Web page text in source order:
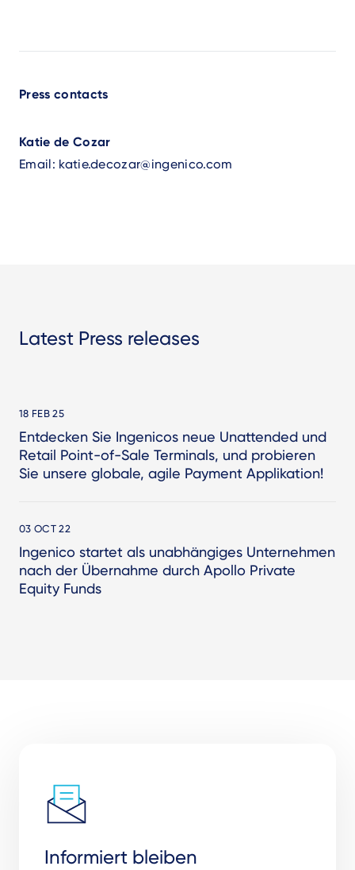
Press contacts
Katie de Cozar
Email: katie.decozar@ingenico.com
Latest Press releases
18 FEB 25
Entdecken Sie Ingenicos neue Unattended und
Retail Point-of-Sale Terminals, und probieren
Sie unsere globale, agile Payment Applikation!
03 OCT 22
Ingenico startet als unabhängiges Unternehmen
nach der Übernahme durch Apollo Private
Equity Funds
Informiert bleiben